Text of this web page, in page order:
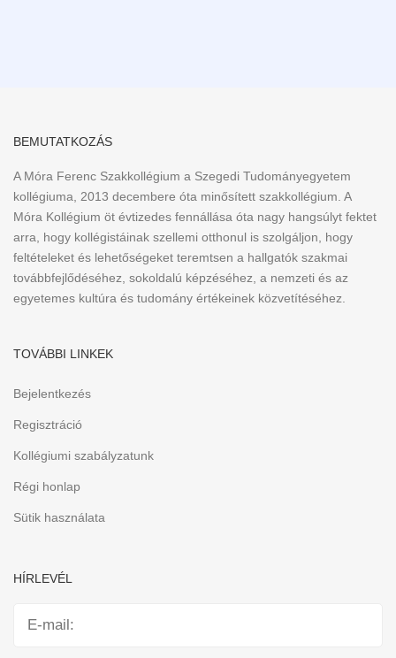
BEMUTATKOZÁS
A Móra Ferenc Szakkollégium a Szegedi Tudományegyetem
kollégiuma, 2013 decembere óta minősített szakkollégium. A
Móra Kollégium öt évtizedes fennállása óta nagy hangsúlyt fektet
arra, hogy kollégistáinak szellemi otthonul is szolgáljon, hogy
feltételeket és lehetőségeket teremtsen a hallgatók szakmai
továbbfejlődéséhez, sokoldalú képzéséhez, a nemzeti és az
egyetemes kultúra és tudomány értékeinek közvetítéséhez.
TOVÁBBI LINKEK
Bejelentkezés
Regisztráció
Kollégiumi szabályzatunk
Régi honlap
Sütik használata
HÍRLEVÉL